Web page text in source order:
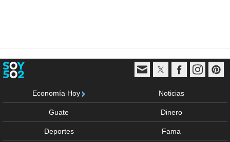
Economía Hoy Noticias
Guate Dinero
Deportes Fama